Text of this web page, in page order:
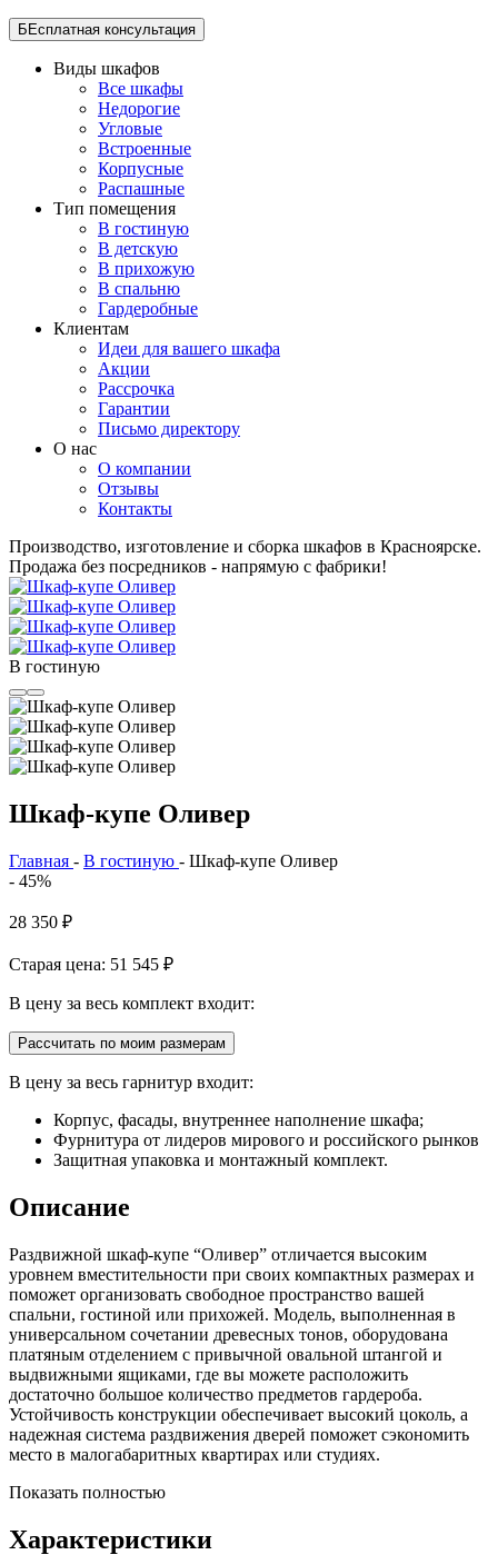
БЕсплатная консультация
Виды шкафов
Все шкафы
Недорогие
Угловые
Встроенные
Корпусные
Распашные
Тип помещения
В гостиную
В детскую
В прихожую
В спальню
Гардеробные
Клиентам
Идеи для вашего шкафа
Акции
Рассрочка
Гарантии
Письмо директору
О нас
О компании
Отзывы
Контакты
Производство, изготовление и сборка шкафов в Красноярске.
Продажа без посредников - напрямую с фабрики!
В гостиную
Шкаф-купе Оливер
Главная - В гостиную - Шкаф-купе Оливер
- 45%
28 350 ₽
Старая цена: 51 545 ₽
В цену за весь комплект входит:
Рассчитать по моим размерам
В цену за весь гарнитур входит:
Корпус, фасады, внутреннее наполнение шкафа;
Фурнитура от лидеров мирового и российского рынков
Защитная упаковка и монтажный комплект.
Описание
Раздвижной шкаф-купе “Оливер” отличается высоким
уровнем вместительности при своих компактных размерах и
поможет организовать свободное пространство вашей
спальни, гостиной или прихожей. Модель, выполненная в
универсальном сочетании древесных тонов, оборудована
платяным отделением с привычной овальной штангой и
выдвижными ящиками, где вы можете расположить
достаточно большое количество предметов гардероба.
Устойчивость конструкции обеспечивает высокий цоколь, а
надежная система раздвижения дверей поможет сэкономить
место в малогабаритных квартирах или студиях.
Показать полностью
Характеристики